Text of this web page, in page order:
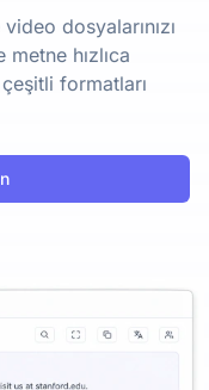
dosyalarınızı
hızlıca
formatları